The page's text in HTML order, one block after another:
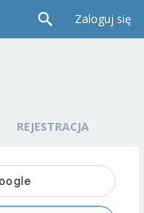
Zaloguj się
REJESTRACJA